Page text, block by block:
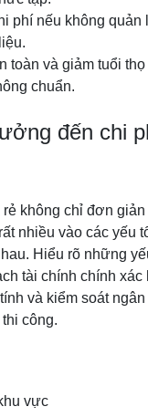
phí nếu không quản
toàn và giảm tuổi
chuẩn.
đến chi
không chỉ đơn
nhiều vào các yếu
Hiểu rõ những
tài chính chính xác
và kiểm soát
công.
vực